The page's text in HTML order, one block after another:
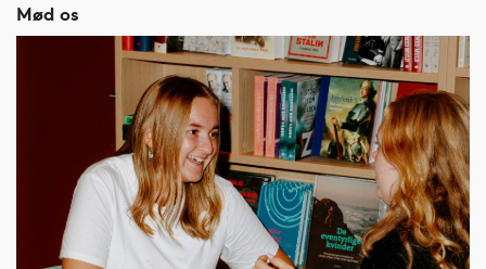
Mød os